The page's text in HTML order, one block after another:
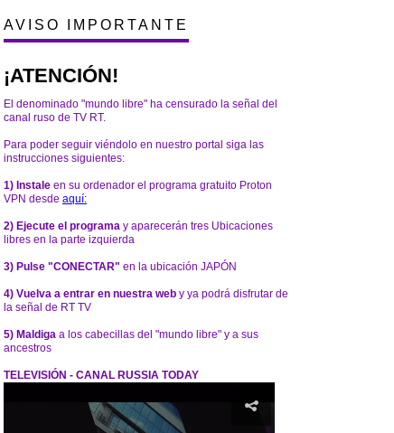
AVISO IMPORTANTE
¡ATENCIÓN!
El denominado "mundo libre" ha censurado la señal del
canal ruso de TV RT.
Para poder seguir viéndolo en nuestro portal siga las
instrucciones siguientes:
1) Instale en su ordenador el programa gratuito Proton
VPN desde aquí:
2) Ejecute el programa y aparecerán tres Ubicaciones
libres en la parte izquierda
3) Pulse "CONECTAR" en la ubicación JAPÓN
4) Vuelva a entrar en nuestra web y ya podrá disfrutar de
la señal de RT TV
5) Maldiga a los cabecillas del "mundo libre" y a sus
ancestros
TELEVISIÓN - CANAL RUSSIA TODAY